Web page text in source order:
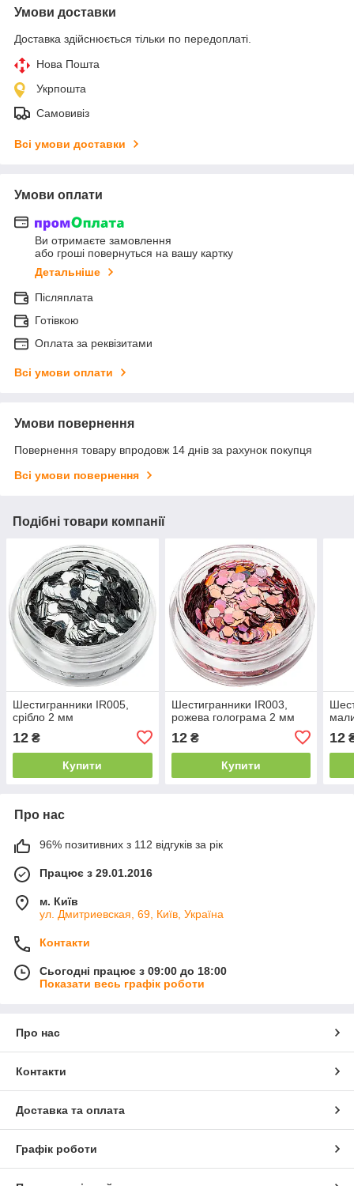
Умови доставки
Доставка здійснюється тільки по передоплаті.
Нова Пошта
Укрпошта
Самовивіз
Всі умови доставки
Умови оплати
Ви отримаєте замовлення
або гроші повернуться на вашу картку
Детальніше
Післяплата
Готівкою
Оплата за реквізитами
Всі умови оплати
Умови повернення
Повернення товару впродовж 14 днів за рахунок покупця
Всі умови повернення
Подібні товари компанії
Шестигранники IR005,
срібло 2 мм
12 ₴
Купити
Шестигранники IR003,
рожева голограма 2 мм
12₴
Купити
12
Про нас
96% позитивних з 112 відгуків за рік
Працює з 29.01.2016
м. Київ
ул. Дмитриевская, 69, Київ, Україна
Контакти
Сьогодні працює з 09:00 до 18:00
Показати весь графік роботи
Про нас
Контакти
Доставка та оплата
Графік роботи